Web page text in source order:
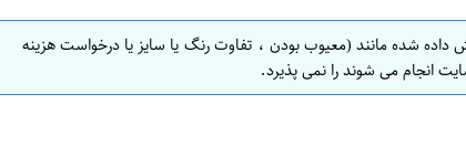
داده شده مانند (معیوب بودن ، تفاوت رنگ یا سایز یا درخواست هزینه
انجام می شوند را نمی پذیرد.